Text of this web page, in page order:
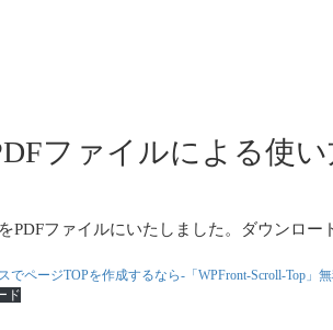
ファイルによる使
PDFファイルにいたしました。ダウンロー
でページTOPを作成するなら-「WPFront-Scroll-Top」
ド